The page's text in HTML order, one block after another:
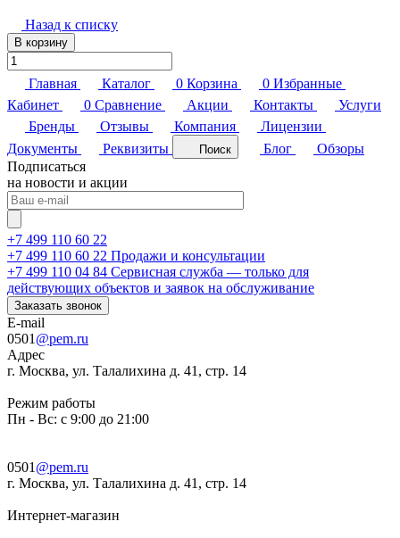
Назад к списку
В корзину
Главная Каталог 0 Корзина 0 Избранные
Кабинет
0 Сравнение Акции Контакты
Услуги
Бренды
Отзывы Компания
Лицензии
Документы
Реквизиты Поиск Блог
Обзоры
Подписаться
на новости и акции
+7 499 110 60 22
+7 499 110 60 22 Продажи и консультации
+7 499 110 04 84 Сервисная служба — только для
действующих объектов и заявок на обслуживание
Заказать звонок
E-mail
0501 @pem.ru
Адрес
г. Москва, ул. Талалихина д. 41, стр. 14
Режим работы
Пн - Вс: с 9:00 до 21:00
0501 @pem.ru
г. Москва, ул. Талалихина д. 41, стр. 14
Интернет-магазин